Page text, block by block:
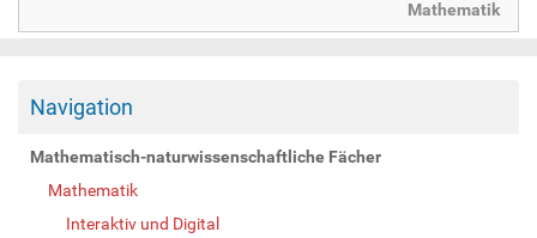
Mathematik
Navigation
Mathematisch-naturwissenschaftliche Fächer
Mathematik
Interaktiv und Digital